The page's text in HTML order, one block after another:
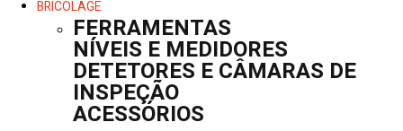
BRICOLAGE
FERRAMENTAS
NÍVEIS E MEDIDORES
DETETORES E CÂMARAS DE
INSPEÇÃO
ACESSÓRIOS